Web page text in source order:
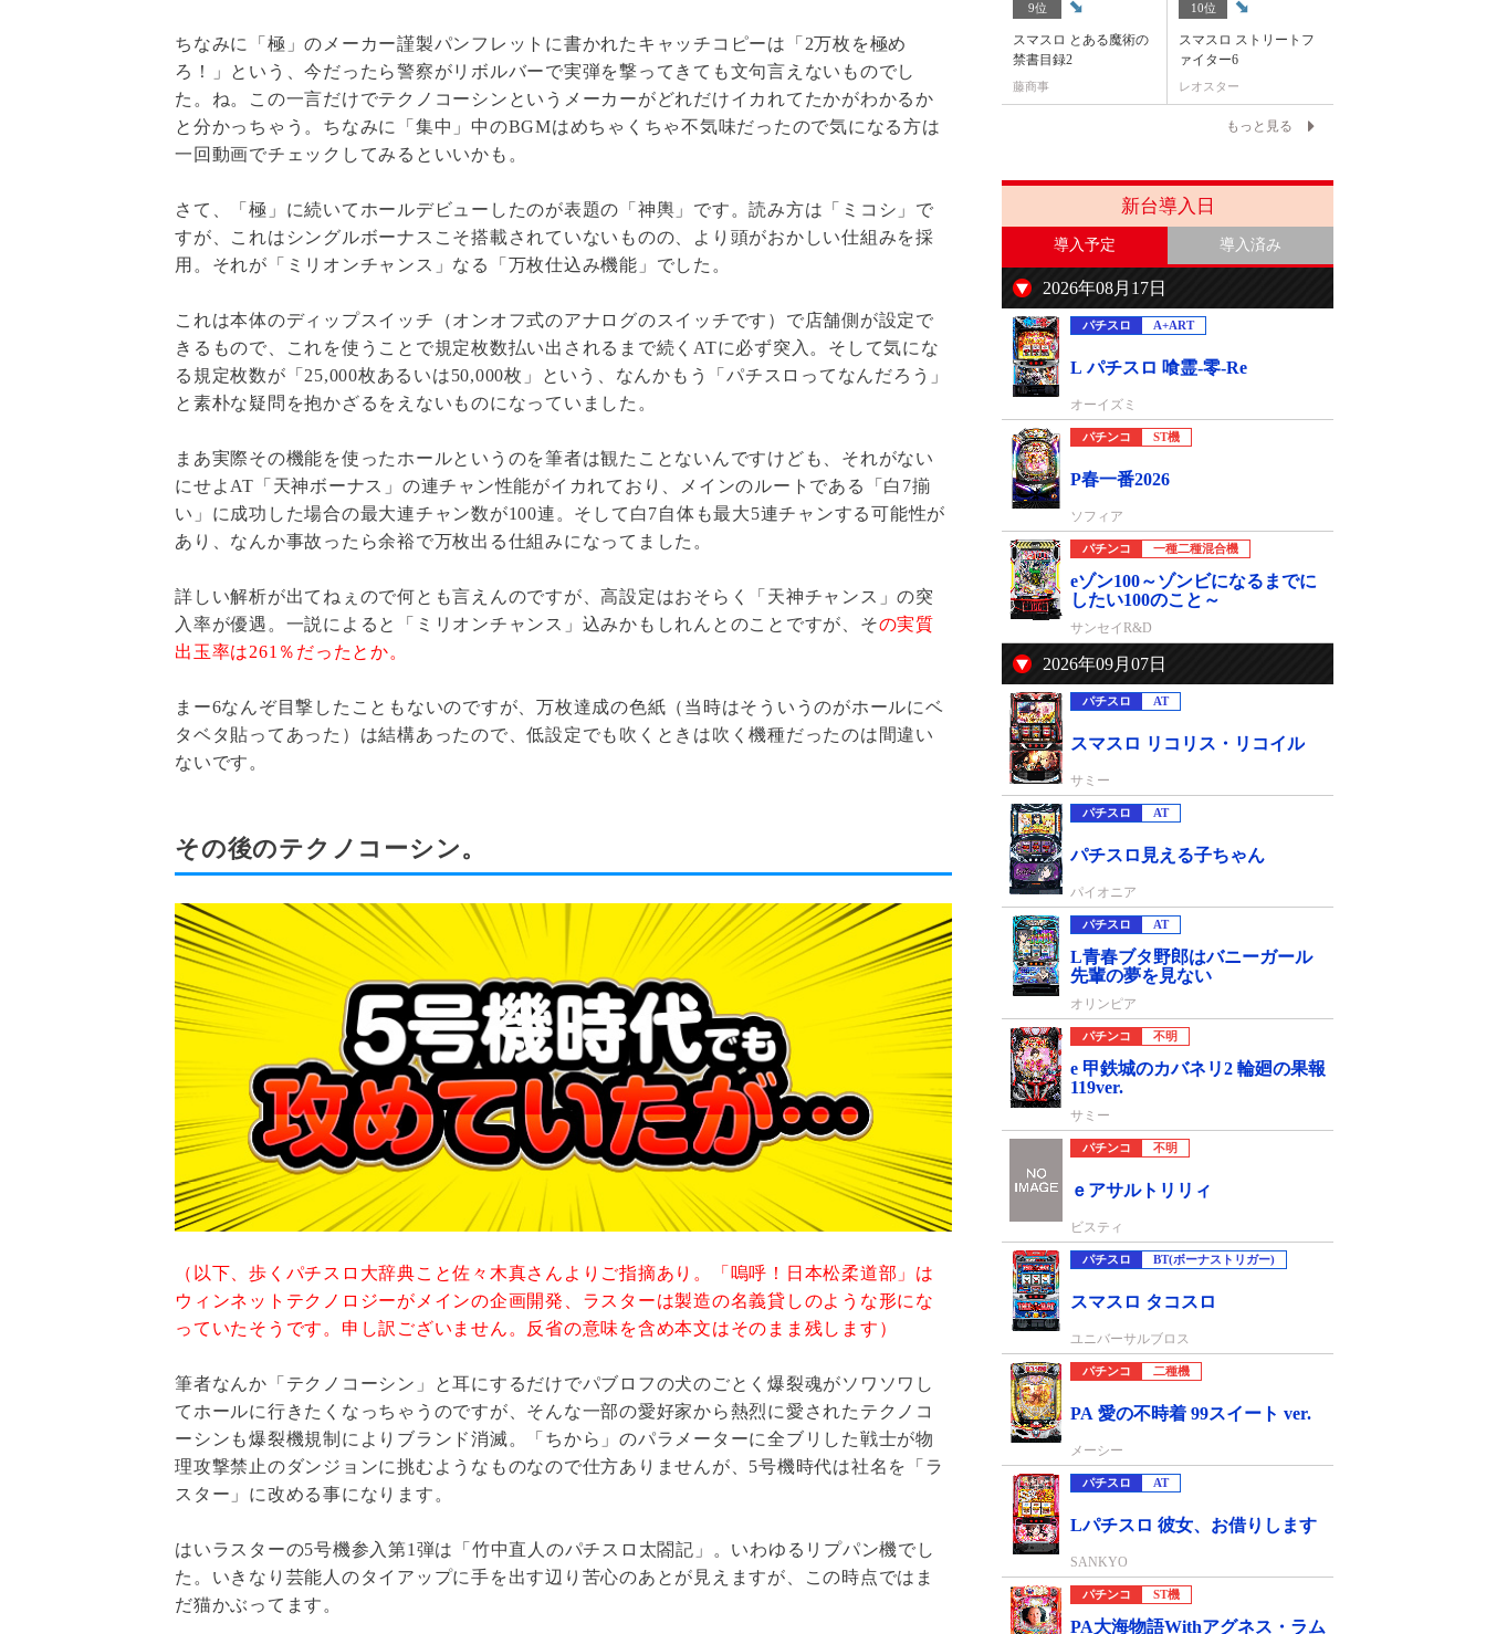
ちなみに「極」のメーカー謹製パンフレットに書かれたキャッチコピーは「2万枚を極め
ろ！」という、今だったら警察がリボルバーで実弾を撃ってきても文句言えないものでし
た。ね。この一言だけでテクノコーシンというメーカーがどれだけイカれてたかがわかるか
と分かっちゃう。ちなみに「集中」中のBGMはめちゃくちゃ不気味だったので気になる方は
一回動画でチェックしてみるといいかも。
さて、「極」に続いてホールデビューしたのが表題の「神輿」です。読み方は「ミコシ」で
すが、これはシングルボーナスこそ搭載されていないものの、より頭がおかしい仕組みを採
用。それが「ミリオンチャンス」なる「万枚仕込み機能」でした。
これは本体のディップスイッチ（オンオフ式のアナログのスイッチです）で店舗側が設定で
きるもので、これを使うことで規定枚数払い出されるまで続くATに必ず突入。そして気にな
る規定枚数が「25,000枚あるいは50,000枚」という、なんかもう「パチスロってなんだろう」
と素朴な疑問を抱かざるをえないものになっていました。
まあ実際その機能を使ったホールというのを筆者は観たことないんですけども、それがない
にせよAT「天神ボーナス」の連チャン性能がイカれており、メインのルートである「白7揃
い」に成功した場合の最大連チャン数が100連。そして白7自体も最大5連チャンする可能性が
あり、なんか事故ったら余裕で万枚出る仕組みになってました。
詳しい解析が出てねぇので何とも言えんのですが、高設定はおそらく「天神チャンス」の突
入率が優遇。一説によると「ミリオンチャンス」込みかもしれんとのことですが、その実質
出玉率は261％だったとか。
まー6なんぞ目撃したこともないのですが、万枚達成の色紙（当時はそういうのがホールにベ
タベタ貼ってあった）は結構あったので、低設定でも吹くときは吹く機種だったのは間違い
ないです。
その後のテクノコーシン。
（以下、歩くパチスロ大辞典こと佐々木真さんよりご指摘あり。「嗚呼！日本松柔道部」は
ウィンネットテクノロジーがメインの企画開発、ラスターは製造の名義貸しのような形にな
っていたそうです。申し訳ございません。反省の意味を含め本文はそのまま残します）
筆者なんか「テクノコーシン」と耳にするだけでパブロフの犬のごとく爆裂魂がソワソワし
てホールに行きたくなっちゃうのですが、そんな一部の愛好家から熱烈に愛されたテクノコ
ーシンも爆裂機規制によりブランド消滅。「ちから」のパラメーターに全ブリした戦士が物
理攻撃禁止のダンジョンに挑むようなものなので仕方ありませんが、5号機時代は社名を「ラ
スター」に改める事になります。
はいラスターの5号機参入第1弾は「竹中直人のパチスロ太閤記」。いわゆるリプパン機でし
た。いきなり芸能人のタイアップに手を出す辺り苦心のあとが見えますが、この時点ではま
だ猫かぶってます。
9位
スマスロ とある魔術の
禁書目録2
藤商事
10位
スマスロ ストリートフ
ァイター6
レオスター
もっと見る
新台導入日
導入予定 導入済み
2026年08月17日
パチスロ A+ART
L パチスロ 喰霊-零-Re
オーイズミ
パチンコ ST機
P春一番2026
ソフィア
パチンコ 一種二種混合機
eゾン100～ゾンビになるまでに
したい100のこと～
サンセイR&D
2026年09月07日
パチスロ AT
スマスロ リコリス・リコイル
サミー
パチスロ AT
パチスロ見える子ちゃん
パイオニア
パチスロ AT
L青春ブタ野郎はバニーガール
先輩の夢を見ない
オリンピア
パチンコ 不明
e 甲鉄城のカバネリ2 輪廻の果報
119ver.
サミー
パチンコ 不明
ｅアサルトリリィ
ビスティ
パチスロ BT(ボーナストリガー)
スマスロ タコスロ
ユニバーサルブロス
パチンコ 二種機
PA 愛の不時着 99スイート ver.
メーシー
パチスロ AT
Lパチスロ 彼女、お借りします
SANKYO
パチンコ ST機
PA大海物語Withアグネス・ラム